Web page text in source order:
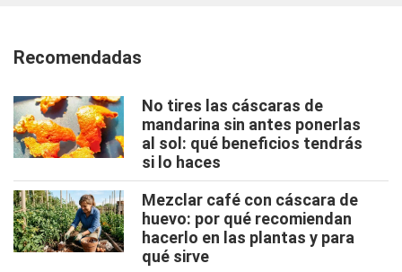
Recomendadas
No tires las cáscaras de
mandarina sin antes ponerlas
al sol: qué beneficios tendrás
si lo haces
Mezclar café con cáscara de
huevo: por qué recomiendan
hacerlo en las plantas y para
qué sirve